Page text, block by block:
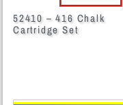
52410 – 416 Chalk
Cartridge Set